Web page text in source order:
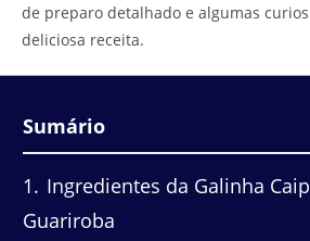
de preparo detalhado e algumas
deliciosa receita.
Sumário
1
Ingredientes da Galinha
Guariroba